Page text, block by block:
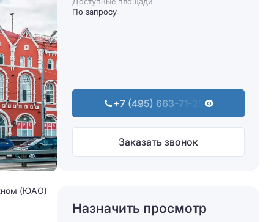
По запросу
+7 (495) 663-71-25
Заказать звонок
(ЮАО)
Назначить просмотр